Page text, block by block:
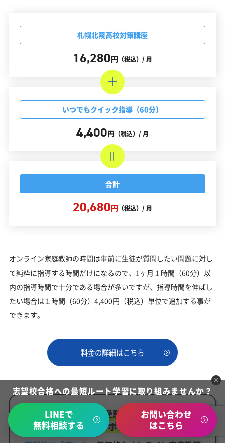
札幌北陵高校対策講座
16,280円 （税込）/ 月
いつでもクイック指導（60分）
4,400円 （税込）/ 月
合計
20,680円 （税込）/ 月
オンライン家庭教師の時間は事前に生徒が質問したい問題に対し
て純粋に指導する時間だけになるので、1ヶ月１時間（60分）以
内の指導時間で十分である場合が多いですが、指導時間を伸ばし
たい場合は１時間（60分）4,400円（税込）単位で追加する事が
できます。
料金の詳細はこちら
札幌北陵高校受験勉強に必要な
学習内容をピンポイントで解決！
志望校合格への最短ルート学習に取り組みませんか？
LINEで
無料相談する
お問い合わせ
はこちら